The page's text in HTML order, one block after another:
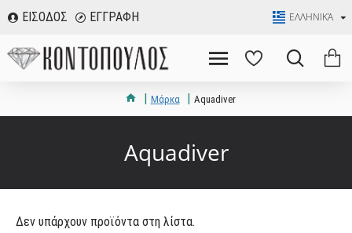
ΕΙΣΟΔΟΣ ΕΓΓΡΑΦΗ ΕΛΛΗΝΙΚΆ
Μάρκα Aquadiver
Aquadiver
Δεν υπάρχουν προϊόντα στη λίστα.